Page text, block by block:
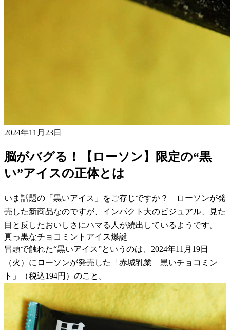
2024年11月23日
脳がバグる！【ローソン】限定の“黒
い”アイスの正体とは
いま話題の「黒いアイス」をご存じですか？ ローソンが発
売した新商品なのですが、インパクト大のビジュアル、見た
目と反したおいしさにハマる人が続出しているようです。
真っ黒なチョコミントアイス爆誕
冒頭で触れた“黒いアイス”というのは、2024年11月19日
（火）にローソンが発売した「赤城乳業 黒いチョコミン
ト」（税込194円）のこと。